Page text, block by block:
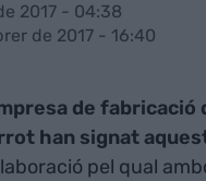
2017 - 04:38
de 2017 - 16:40
de fabricació
han signat
pel qual